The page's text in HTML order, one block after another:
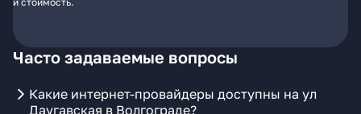
Часто задаваемые вопросы
Какие интернет-провайдеры доступны на ул
Даугавская в Волгограде?